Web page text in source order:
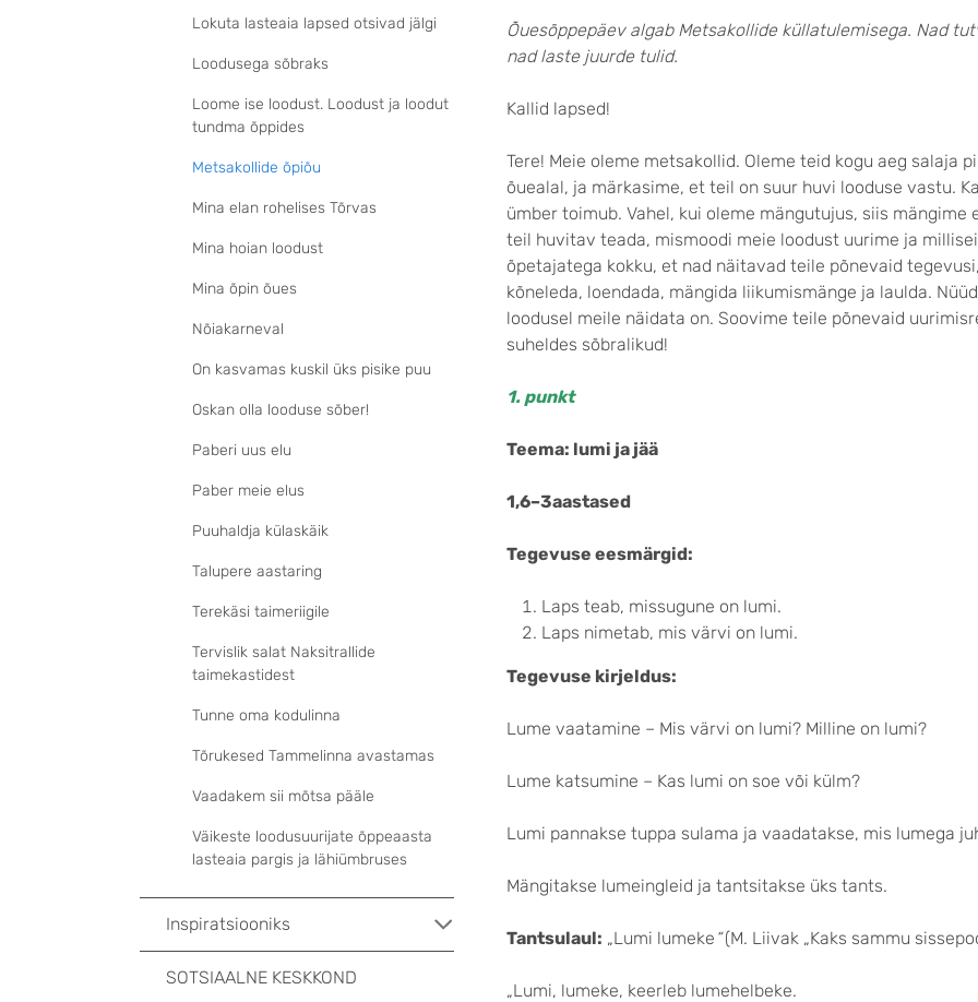
Õuesõppepäev algab Metsakollide küllatulemisega. Nad
nad laste juurde tulid.
Kallid lapsed!
Tere! Meie oleme metsakollid. Oleme teid kogu aeg salaja
õuealal, ja märkasime, et teil on suur huvi looduse vastu.
ümber toimub. Vahel, kui oleme mängutujus, siis
teil huvitav teada, mismoodi meie loodust uurime ja
õpetajatega kokku, et nad näitavad teile põnevaid
kõneleda, loendada, mängida liikumismänge ja laulda.
loodusel meile näidata on. Soovime teile põnevaid
suheldes sõbralikud!
1. punkt
Teema: lumi ja jää
1,6–3aastased
Tegevuse eesmärgid:
Laps teab, missugune on lumi.
Laps nimetab, mis värvi on lumi.
Tegevuse kirjeldus:
Lume vaatamine – Mis värvi on lumi? Milline on lumi?
Lume katsumine – Kas lumi on soe või külm?
Lumi pannakse tuppa sulama ja vaadatakse, mis lumega
Mängitakse lumeingleid ja tantsitakse üks tants.
Tantsulaul: „Lumi lumeke “ (M. Liivak „Kaks sammu
„Lumi, lumeke, keerleb lumehelbeke.
Lokuta lasteaia lapsed otsivad jälgi
Loodusega sõbraks
Loome ise loodust. Loodust ja loodut
tundma õppides
Metsakollide õpiõu
Mina elan rohelises Tõrvas
Mina hoian loodust
Mina õpin õues
Nõiakarneval
On kasvamas kuskil üks pisike puu
Oskan olla looduse sõber!
Paberi uus elu
Paber meie elus
Puuhaldja külaskäik
Talupere aastaring
Terekäsi taimeriigile
Tervislik salat Naksitrallide
taimekastidest
Tunne oma kodulinna
Tõrukesed Tammelinna avastamas
Vaadakem sii mõtsa pääle
Väikeste loodusuurijate õppeaasta
lasteaia pargis ja lähiümbruses
Inspiratsiooniks
SOTSIAALNE KESKKOND